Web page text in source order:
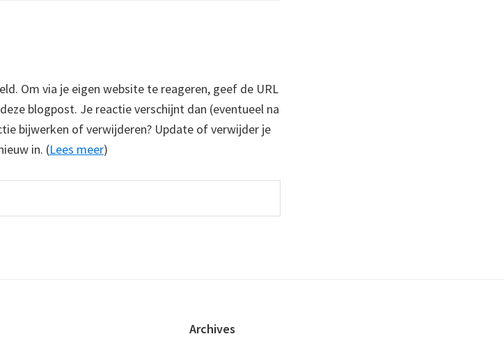
Om via je eigen website te reageren, geef de URL
blogpost. Je reactie verschijnt dan (eventueel na
bijwerken of verwijderen? Update of verwijder je
in. (Lees meer)
Archives